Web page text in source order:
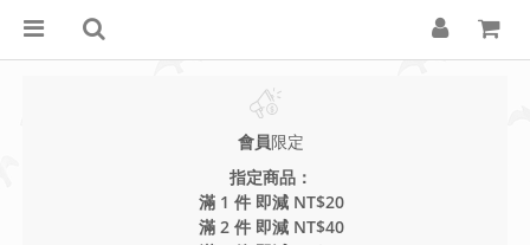
會員限定
指定商品：
滿 1 件 即減 NT$20
滿 2 件 即減 NT$40